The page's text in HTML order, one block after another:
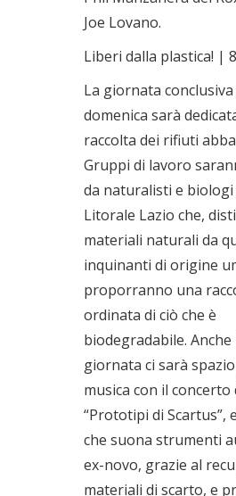
Joe Lovano.
Liberi dalla plastica! |
La giornata conclusiva
domenica sarà
raccolta dei rifiuti
Gruppi di lavoro
da naturalisti e biologi
Litorale Lazio che,
materiali naturali da
inquinanti di origine
proporranno una
ordinata di ciò che è
biodegradabile.
giornata ci sarà
musica con il concerto
“Prototipi di Scartus”,
che suona strumenti
ex-novo, grazie al
materiali di scarto, e